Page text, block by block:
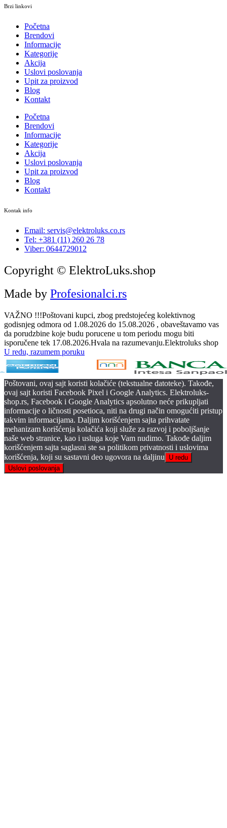
Brzi linkovi
Početna
Brendovi
Informacije
Kategorije
Akcija
Uslovi poslovanja
Upit za proizvod
Blog
Kontakt
Početna
Brendovi
Informacije
Kategorije
Akcija
Uslovi poslovanja
Upit za proizvod
Blog
Kontakt
Kontak info
Email: servis@elektroluks.co.rs
Tel: +381 (11) 260 26 78
Viber: 0644729012
Copyright © ElektroLuks.shop
Made by Profesionalci.rs
VAŽNO !!!Poštovani kupci, zbog predstojećeg kolektivnog
godisnjeg odmora od 1.08.2026 do 15.08.2026 , obaveštavamo vas
da porudzbine koje budu porucene u tom periodu mogu biti
isporučene tek 17.08.2026.Hvala na razumevanju.Elektroluks shop
U redu, razumem poruku
Poštovani, ovaj sajt koristi kolačiće (tekstualne datoteke). Takođe,
ovaj sajt koristi Facebook Pixel i Google Analytics. Elektroluks-
shop.rs, Facebook i Google Analytics apsolutno neće prikupljati
informacije o ličnosti posetioca, niti na drugi način omogućiti pristup
takvim informacijama. Daljim korišćenjem sajta prihvatate
mehanizam korišćenja kolačića koji služe za razvoj i poboljšanje
naše web stranice, kao i usluga koje Vam nudimo. Takođe daljim
korišćenjem sajta saglasni ste sa politikom privatnosti i uslovima
korišćenja, koji su sastavni deo ugovora na daljinu
U redu
Uslovi poslovanja